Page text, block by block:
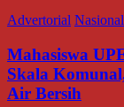
Advertorial Nasional
Mahasiswa
Skala
Air Bersih